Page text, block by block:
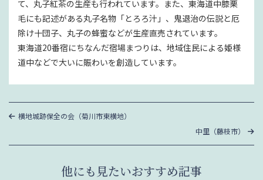
て、丸子紅茶の生産も行われています。また、東海道中膝栗
毛にも記述がある丸子名物「とろろ汁」、鬼退治の伝説と厄
除け十団子、丸子の蜂蜜などが生産直売されています。
東海道20番宿にちなんだ宿場まつりは、地域住民による姫様
道中などで大いに賑わいを創造しています。
投
ナ
過
投
横地城跡保全の会（菊川市東横地）
次
中里（藤枝市）
他にも見たいおすすめ記事